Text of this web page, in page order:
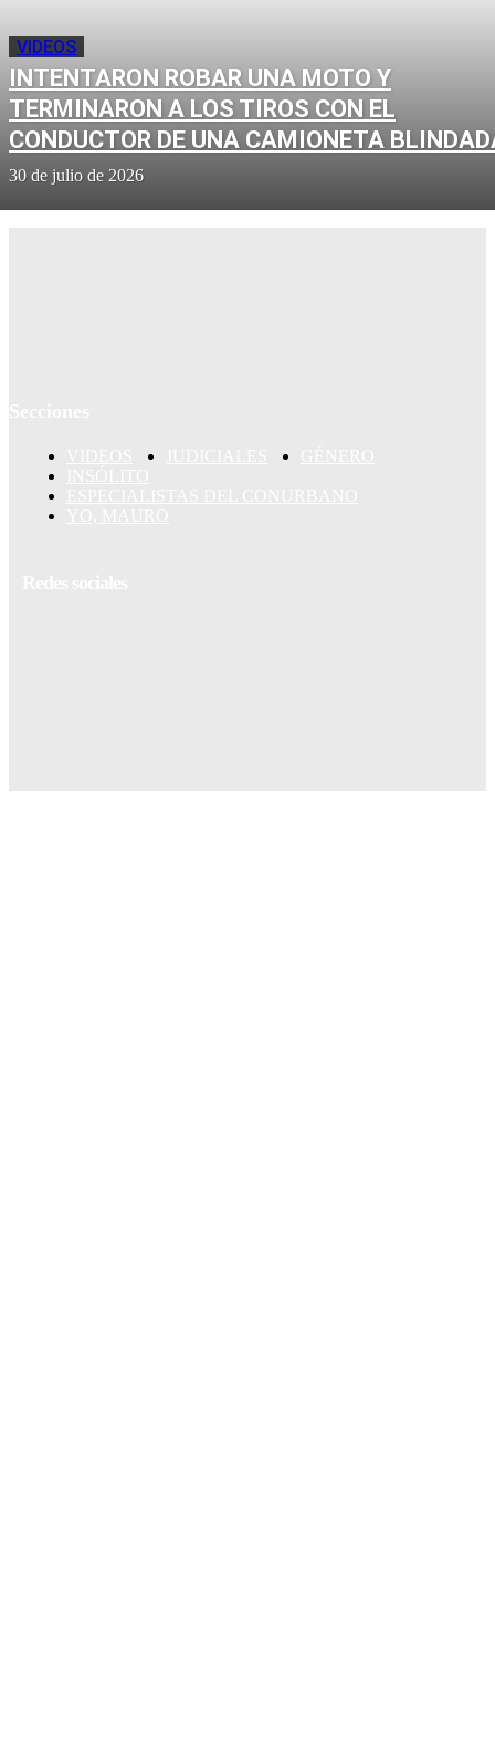
VIDEOS
INTENTARON ROBAR UNA MOTO Y
TERMINARON A LOS TIROS CON EL
CONDUCTOR DE UNA CAMIONETA
30 de julio de 2026